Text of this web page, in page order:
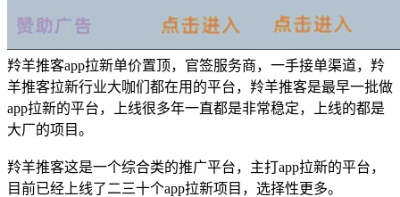
羚羊推客app拉新单价置顶，官签服务商，一手接单渠道，羚
羊推客拉新行业大咖们都在用的平台，羚羊推客是最早一批做
app拉新的平台，上线很多年一直都是非常稳定，上线的都是
大厂的项目。
羚羊推客这是一个综合类的推广平台，主打app拉新的平台，
目前已经上线了二三十个app拉新项目，选择性更多。